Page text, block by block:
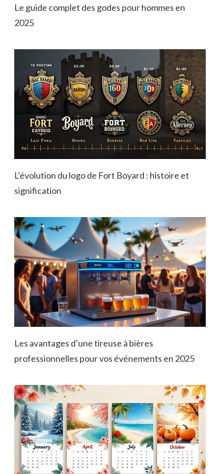
Le guide complet des godes pour hommes en
2025
L’évolution du logo de Fort Boyard : histoire et
signification
Les avantages d’une tireuse à bières
professionnelles pour vos événements en 2025